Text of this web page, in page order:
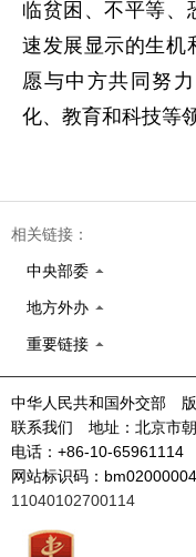
临贫困、不平等、
速发展显示的生机
愿与中方共同努
化、教育和科技等
相关链接：
中央部委
地方外办
重要链接
中华人民共和国外交部
联系我们 地址：北京市
电话：+86-10-65961114
网站标识码：
11040102700114